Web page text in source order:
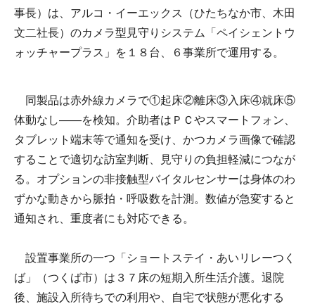
事長）は、アルコ・イーエックス（ひたちなか市、木田
文二社長）のカメラ型見守りシステム「ペイシェントウ
ォッチャープラス」を１８台、６事業所で運用する。
同製品は赤外線カメラで①起床②離床③入床④就床⑤
体動なし――を検知。介助者はＰＣやスマートフォン、
タブレット端末等で通知を受け、かつカメラ画像で確認
することで適切な訪室判断、見守りの負担軽減につなが
る。オプションの非接触型バイタルセンサーは身体のわ
ずかな動きから脈拍・呼吸数を計測。数値が急変すると
通知され、重度者にも対応できる。
設置事業所の一つ「ショートステイ・あいリレーつく
ば」（つくば市）は３７床の短期入所生活介護。退院
後、施設入所待ちでの利用や、自宅で状態が悪化する